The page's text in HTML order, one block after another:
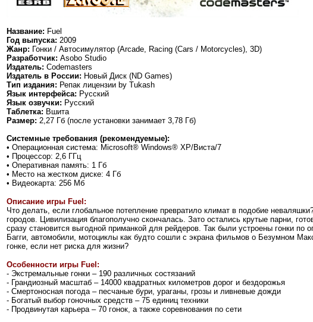
Название: Fuel
Год выпуска: 2009
Жанр: Гонки / Автосимулятор (Arcade, Racing (Cars / Motorcycles), 3D)
Разработчик: Asobo Studio
Издатель: Codemasters
Издатель в России: Новый Диск (ND Games)
Тип издания: Репак лицензии by Tukash
Язык интерфейса: Русский
Язык озвучки: Русский
Таблетка: Вшита
Размер: 2,27 Гб (после установки занимает 3,78 Гб)
Системные требования (рекомендуемые):
• Операционная система: Microsoft® Windows® XP/Виста/7
• Процессор: 2,6 ГГц
• Оперативная память: 1 Гб
• Место на жестком диске: 4 Гб
• Видеокарта: 256 Мб
Описание игры Fuel:
Что делать, если глобальное потепление превратило климат в подобие
городов. Цивилизация благополучно скончалась. Зато остались крутые парни,
сразу становится выгодной приманкой для рейдеров. Так были устроены гонки
Багги, автомобили, мотоциклы как будто сошли с экрана фильмов о Безумном
гонке, если нет риска для жизни?
Особенности игры Fuel:
- Экстремальные гонки – 190 различных состязаний
- Грандиозный масштаб – 14000 квадратных километров дорог и бездорожья
- Смертоносная погода – песчаные бури, ураганы, грозы и ливневые дожди
- Богатый выбор гоночных средств – 75 единиц техники
- Продвинутая карьера – 70 гонок, а также соревнования по сети